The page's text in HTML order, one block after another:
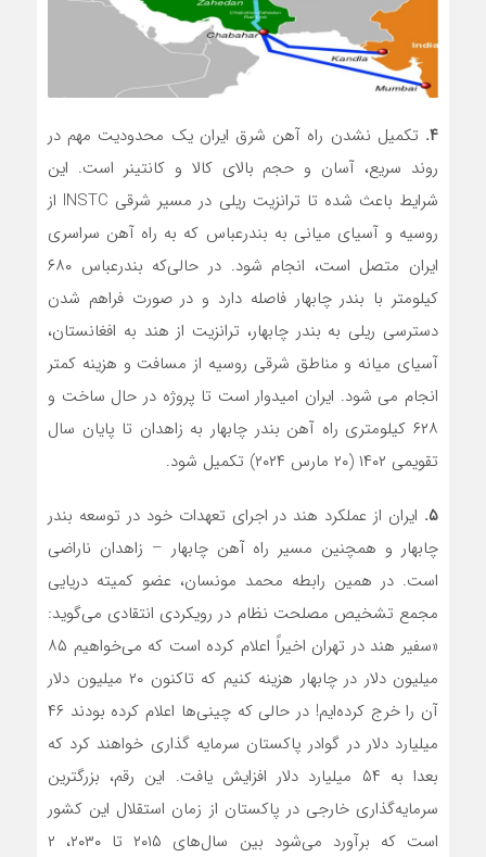
۴. تکمیل نشدن راه آهن شرق ایران یک محدودیت مهم در
روند سریع، آسان و حجم بالای کالا و کانتینر است. این
شرایط باعث شده تا ترانزیت ریلی در مسیر شرقی INSTC از
روسیه و آسیای میانی به بندرعباس که به راه آهن سراسری
ایران متصل است، انجام شود. در حالی‌که بندرعباس ۶۸۰
کیلومتر با بندر چابهار فاصله دارد و در صورت فراهم شدن
دسترسی ریلی به بندر چابهار، ترانزیت از هند به افغانستان،
آسیای میانه و مناطق شرقی روسیه از مسافت و هزینه کمتر
انجام می شود. ایران امیدوار است تا پروژه در حال ساخت و
۶۲۸ کیلومتری راه آهن بندر چابهار به زاهدان تا پایان سال
تقویمی ۱۴۰۲ (۲۰ مارس ۲۰۲۴) تکمیل شود.
۵. ایران از عملکرد هند در اجرای تعهدات خود در توسعه بندر
چابهار و همچنین مسیر راه آهن چابهار – زاهدان ناراضی
است. در همین رابطه محمد مونسان، عضو کمیته دریایی
مجمع تشخیص مصلحت نظام در رویکردی انتقادی می‌گوید:
«سفیر هند در تهران اخیراً اعلام کرده است که می‌خواهیم ۸۵
میلیون دلار در چابهار هزینه کنیم که تاکنون ۲۰ میلیون دلار
آن را خرج کرده‌ایم! در حالی که چینی‌ها اعلام کرده بودند ۴۶
میلیارد دلار در گوادر پاکستان سرمایه گذاری خواهند کرد که
بعدا به ۵۴ میلیارد دلار افزایش یافت. این رقم، بزرگترین
سرمایه‌گذاری خارجی در پاکستان از زمان استقلال این کشور
است که برآورد می‌شود بین سال‌های ۲۰۱۵ تا ۲۰۳۰، ۲